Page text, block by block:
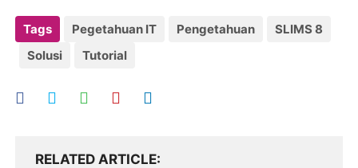
Tags Pegetahuan IT Pengetahuan
SLIMS 8
Solusi
Tutorial
RELATED ARTICLE